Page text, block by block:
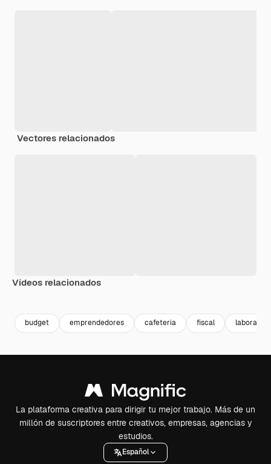
Vectores relacionados
Vídeos relacionados
budget emprendedores cafeteria fiscal laboral
La plataforma creativa para dirigir tu mejor trabajo. Más de un
millón de suscriptores entre creativos, empresas, agencias y
estudios.
Español